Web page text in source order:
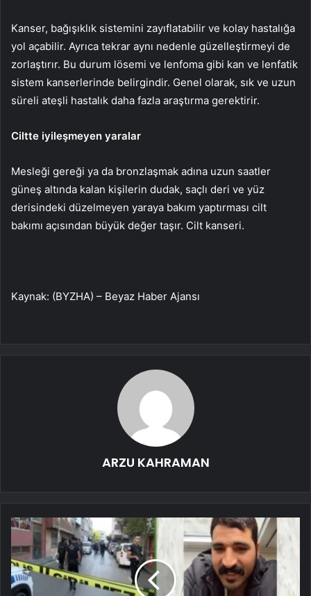
Kanser, bağışıklık sistemini zayıflatabilir ve kolay hastalığa
yol açabilir. Ayrıca tekrar aynı nedenle güzelleştirmeyi de
zorlaştırır. Bu durum lösemi ve lenfoma gibi kan ve lenfatik
sistem kanserlerinde belirgindir. Genel olarak, sık ve uzun
süreli ateşli hastalık daha fazla araştırma gerektirir.
Ciltte iyileşmeyen yaralar
Mesleği gereği ya da bronzlaşmak adına uzun saatler
güneş altında kalan kişilerin dudak, saçlı deri ve yüz
derisindeki düzelmeyen yaraya bakım yaptırması cilt
bakımı açısından büyük değer taşır. Cilt kanseri.
Kaynak: (BYZHA) – Beyaz Haber Ajansı
ARZU KAHRAMAN